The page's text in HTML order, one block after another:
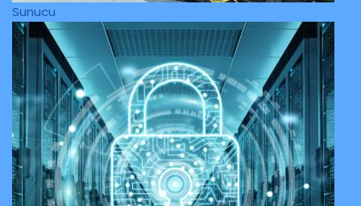
Sunucu